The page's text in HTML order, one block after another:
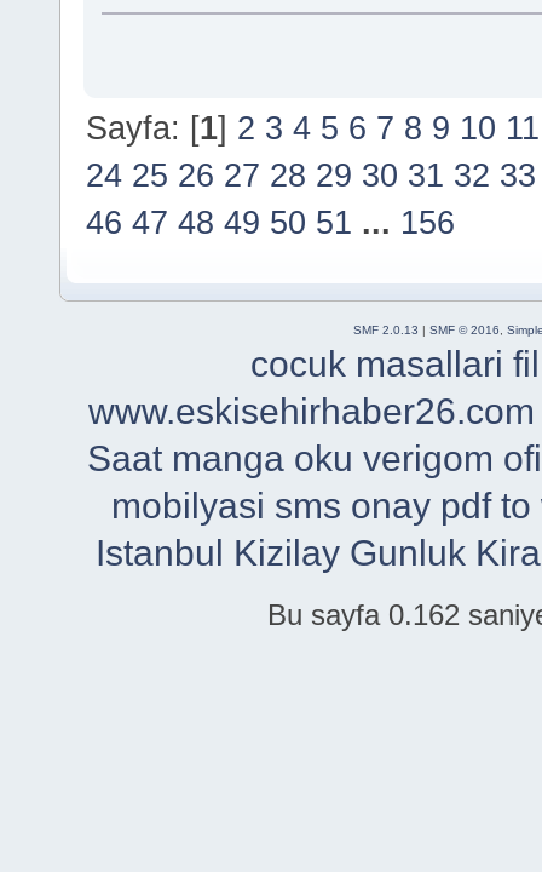
Sayfa: [1] 2 3 4 5 6 7 8 9 10 11
24 25 26 27 28 29 30 31 32 33
46 47 48 49 50 51 ... 156
SMF 2.0.13 | SMF © 2016
cocuk masallari
www.eskisehirhaber26.com
Saat manga oku verigom
mobilyasi sms onay pdf
Istanbul Kizilay Gunluk
Bu sayfa 0.162